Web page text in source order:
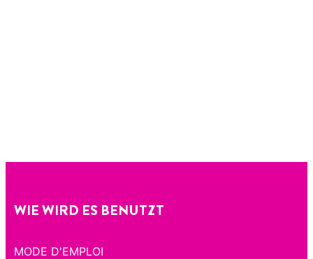
WIE WIRD ES BENUTZT
MODE D'EMPLOI